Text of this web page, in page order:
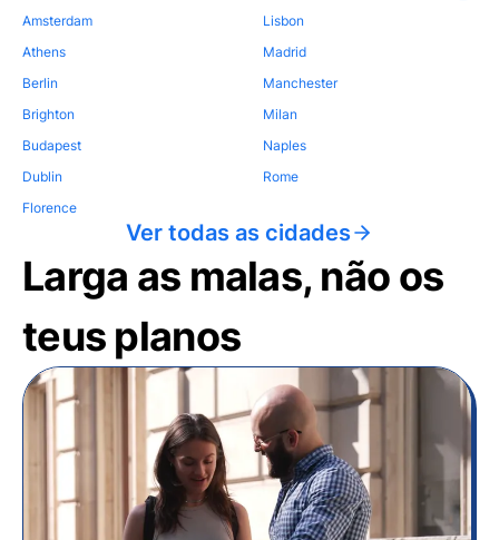
Amsterdam
Athens
Berlin
Brighton
Budapest
Dublin
Florence
Lisbon
Madrid
Manchester
Milan
Naples
Rome
Ver todas as cidades
Larga as malas, não os
teus planos